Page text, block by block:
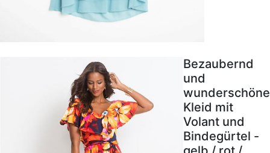
Bezaubernd
und
wunderschöne
Kleid mit
Volant und
Bindegürtel -